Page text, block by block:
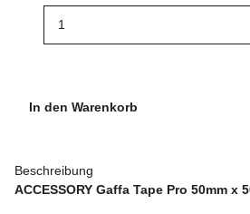
In den Warenkorb
Beschreibung
ACCESSORY Gaffa Tape Pro 50mm x